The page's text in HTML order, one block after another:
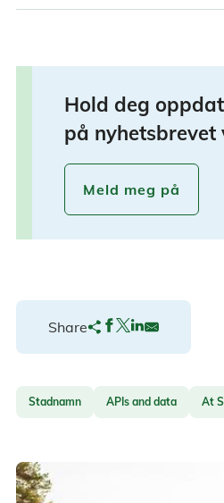
Hold deg
på nyhetsbrevet
Meld meg på
Share
Stadnamn APIs and data At